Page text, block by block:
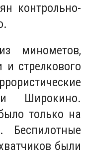
контрольно-
минометов,
и стрелкового
Широкино.
только на
Беспилотные
были